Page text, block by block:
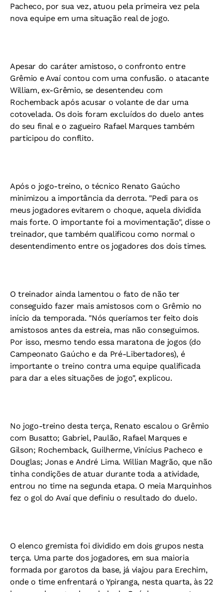
Pacheco, por sua vez, atuou pela primeira vez pela
nova equipe em uma situação real de jogo.
Apesar do caráter amistoso, o confronto entre
Grêmio e Avaí contou com uma confusão. o atacante
William, ex-Grêmio, se desentendeu com
Rochemback após acusar o volante de dar uma
cotovelada. Os dois foram excluídos do duelo antes
do seu final e o zagueiro Rafael Marques também
participou do conflito.
Após o jogo-treino, o técnico Renato Gaúcho
minimizou a importância da derrota. "Pedi para os
meus jogadores evitarem o choque, aquela dividida
mais forte. O importante foi a movimentação", disse o
treinador, que também qualificou como normal o
desentendimento entre os jogadores dos dois times.
O treinador ainda lamentou o fato de não ter
conseguido fazer mais amistosos com o Grêmio no
início da temporada. "Nós queríamos ter feito dois
amistosos antes da estreia, mas não conseguimos.
Por isso, mesmo tendo essa maratona de jogos (do
Campeonato Gaúcho e da Pré-Libertadores), é
importante o treino contra uma equipe qualificada
para dar a eles situações de jogo", explicou.
No jogo-treino desta terça, Renato escalou o Grêmio
com Busatto; Gabriel, Paulão, Rafael Marques e
Gilson; Rochemback, Guilherme, Vinícius Pacheco e
Douglas; Jonas e André Lima. Willian Magrão, que não
tinha condições de atuar durante toda a atividade,
entrou no time na segunda etapa. O meia Marquinhos
fez o gol do Avaí que definiu o resultado do duelo.
O elenco gremista foi dividido em dois grupos nesta
terça. Uma parte dos jogadores, em sua maioria
formada por garotos da base, já viajou para Erechim,
onde o time enfrentará o Ypiranga, nesta quarta, às 22